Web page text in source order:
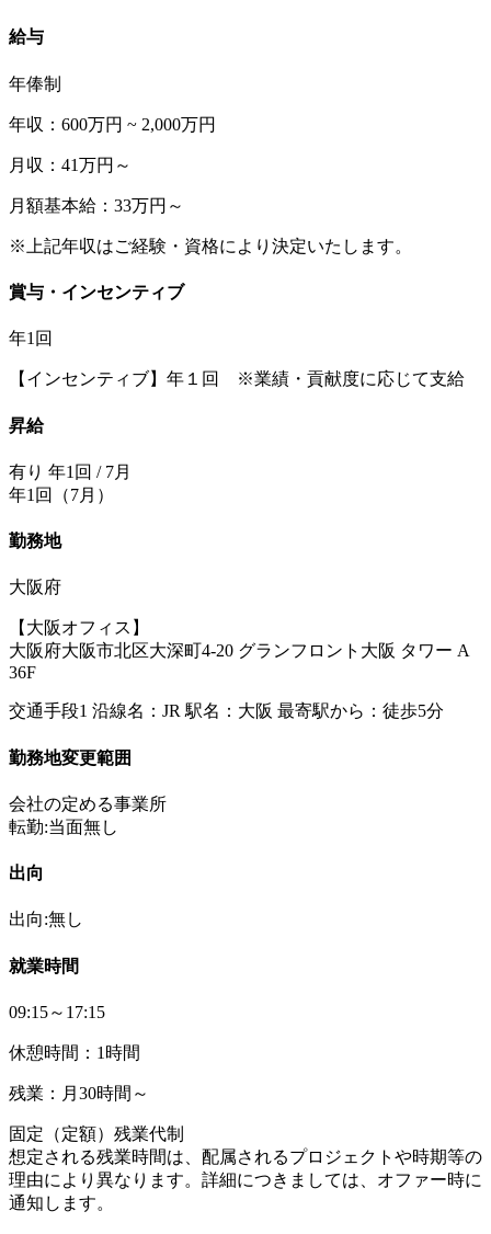
給与
年俸制
年収：600万円 ~ 2,000万円
月収：41万円～
月額基本給：33万円～
※上記年収はご経験・資格により決定いたします。
賞与・インセンティブ
年1回
【インセンティブ】年１回 ※業績・貢献度に応じて支給
昇給
有り 年1回 / 7月
年1回（7月）
勤務地
大阪府
【大阪オフィス】
大阪府大阪市北区大深町4‐20 グランフロント大阪 タワー A
36F
交通手段1 沿線名：JR 駅名：大阪 最寄駅から：徒歩5分
勤務地変更範囲
会社の定める事業所
転勤:当面無し
出向
出向:無し
就業時間
09:15～17:15
休憩時間：1時間
残業：月30時間～
固定（定額）残業代制
想定される残業時間は、配属されるプロジェクトや時期等の
理由により異なります。詳細につきましては、オファー時に
通知します。